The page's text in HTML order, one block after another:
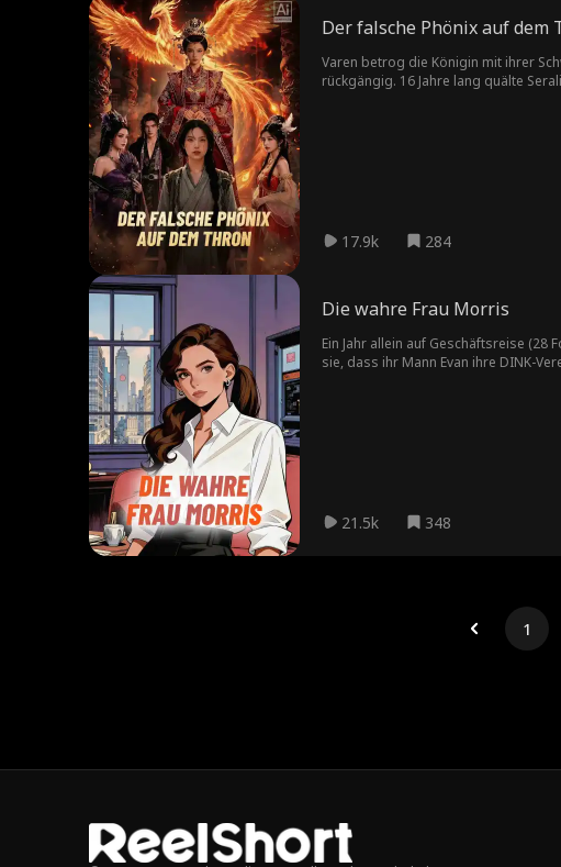
Der falsche Phönix auf dem
Varen betrog die Königin mit ihrer
rückgängig. 16 Jahre lang quälte
17.9k 284
Die wahre Frau Morris
Ein Jahr allein auf Geschäftsreise
sie, dass ihr Mann Evan ihre DINK-
21.5k 348
1